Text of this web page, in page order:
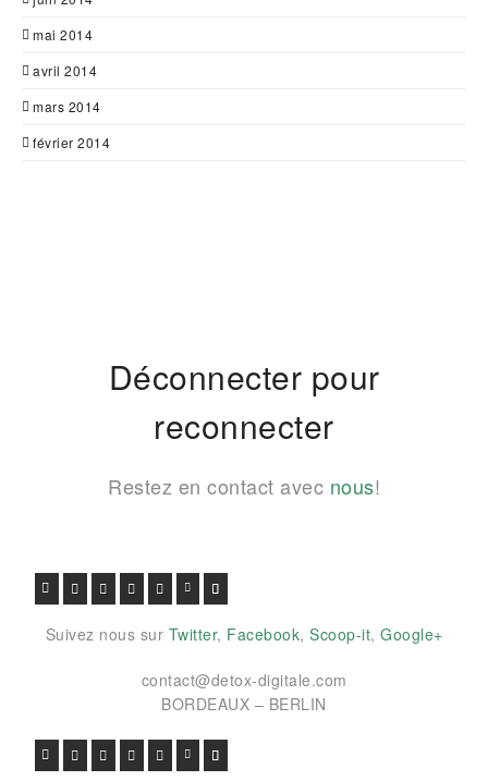
mai 2014
avril 2014
mars 2014
février 2014
Déconnecter pour
reconnecter
Restez en contact avec nous!
FACEBOOK
TWITTERGOOGLE+PINTEREST
VIADEOLINKEDIN
Suivez nous sur Twitter, Facebook, Scoop-it, Google+
contact@detox-digitale.com
BORDEAUX – BERLIN
FACEBOOK
TWITTERGOOGLE+PINTEREST
VIADEOLINKEDIN